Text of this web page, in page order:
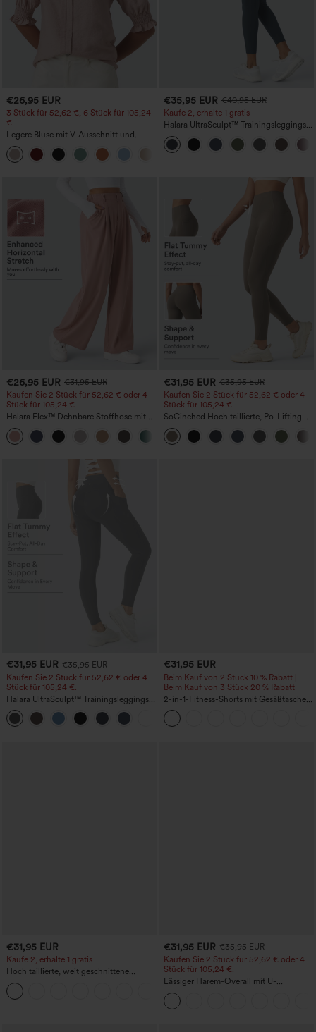
€26,95 EUR
3 Stück für 52,62 €, 6 Stück für 105,24
€
Legere Bluse mit V-Ausschnitt und
kurzen Puffärmeln
€35,95 EUR €40,95 EUR
Kaufe 2, erhalte 1 gratis
Halara UltraSculpt™ Trainingsleggings
mit hohem Bund – raffende Push-up-
Po-Form, Bauchkontrolle, Taschen und
formende Passform
€26,95 EUR €31,95 EUR
Kaufen Sie 2 Stück für 52,62 € oder 4
Stück für 105,24 €.
Halara Flex™ Dehnbare Stoffhose mit
hohem Bund, Waffelmuster,
Seitentaschen und weitem Bein
+21
€31,95 EUR €35,95 EUR
Kaufen Sie 2 Stück für 52,62 € oder 4
Stück für 105,24 €.
SoCinched Hoch taillierte, Po-Lifting
7/8-Trainingsleggings mit
Bauchkontrolle und Seitentaschen
€31,95 EUR €35,95 EUR
Kaufen Sie 2 Stück für 52,62 € oder 4
Stück für 105,24 €.
Halara UltraSculpt™ Trainingsleggings
mit hoher Taille – formend, Po-Lifting,
Bauchkontrolle und mit Taschen
€31,95 EUR
Beim Kauf von 2 Stück 10 % Rabatt |
Beim Kauf von 3 Stück 20 % Rabatt
2-in-1-Fitness-Shorts mit Gesäßtasche
und seitlicher versteckter Tasche 6,3 cm
€31,95 EUR
Kaufe 2, erhalte 1 gratis
Hoch taillierte, weit geschnittene
Freizeithose aus Leinenmischung mit
Kordelzug und Taschen
€31,95 EUR €35,95 EUR
Kaufen Sie 2 Stück für 52,62 € oder 4
Stück für 105,24 €.
Lässiger Harem-Overall mit U-
Ausschnitt und Taschen - Easy Peezy
Edition